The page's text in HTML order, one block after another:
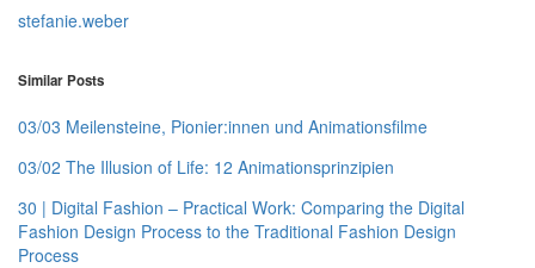
stefanie.weber
Similar Posts
03/03 Meilensteine, Pionier:innen und Animationsfilme
03/02 The Illusion of Life: 12 Animationsprinzipien
30 | Digital Fashion – Practical Work: Comparing the Digital
Fashion Design Process to the Traditional Fashion Design
Process